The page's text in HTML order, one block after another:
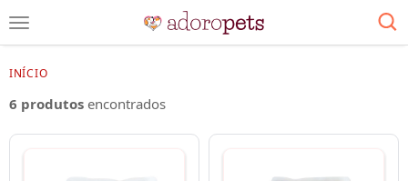
INÍCIO
6 produtos encontrados